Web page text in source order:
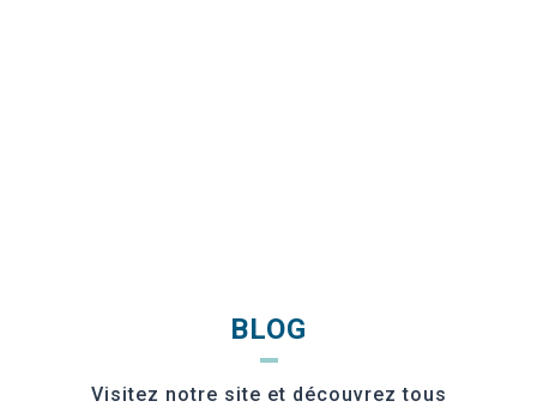
BLOG
Visitez notre site et découvrez tous